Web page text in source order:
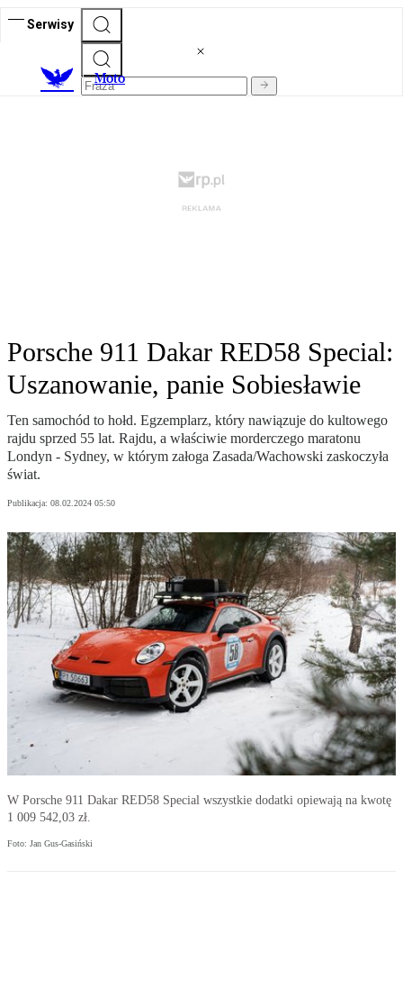
Serwisy
Moto
Porsche 911 Dakar RED58 Special:
Uszanowanie, panie Sobiesławie
Ten samochód to hołd. Egzemplarz, który nawiązuje do kultowego
rajdu sprzed 55 lat. Rajdu, a właściwie morderczego maratonu
Londyn - Sydney, w którym załoga Zasada/Wachowski zaskoczyła
świat.
Publikacja: 08.02.2024 05:50
W Porsche 911 Dakar RED58 Special wszystkie dodatki opiewają na kwotę
1 009 542,03 zł.
Foto: Jan Gus-Gasiński